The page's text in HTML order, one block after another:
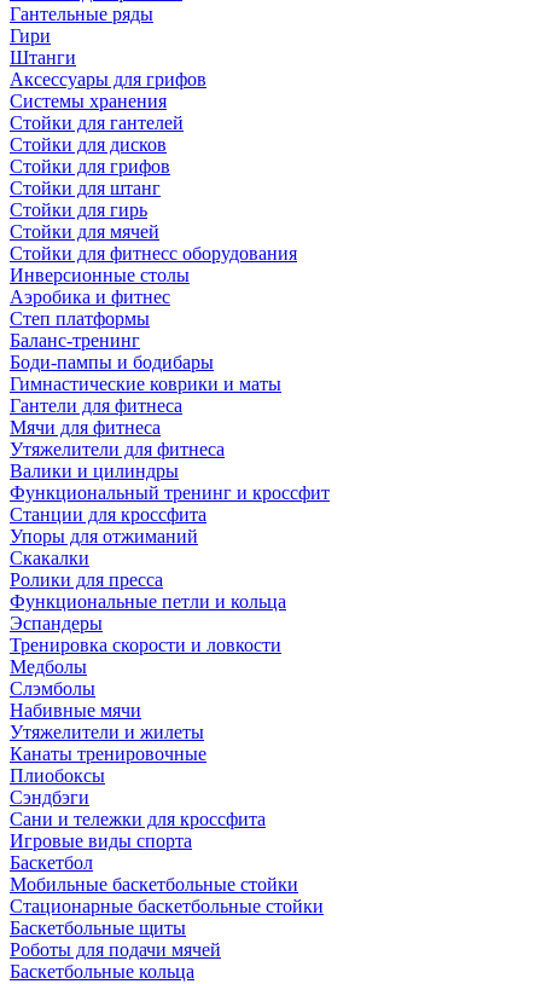
Гантельные ряды
Гири
Штанги
Аксессуары для грифов
Системы хранения
Стойки для гантелей
Стойки для дисков
Стойки для грифов
Стойки для штанг
Стойки для гирь
Стойки для мячей
Стойки для фитнесс оборудования
Инверсионные столы
Аэробика и фитнес
Степ платформы
Баланс-тренинг
Боди-пампы и бодибары
Гимнастические коврики и маты
Гантели для фитнеса
Мячи для фитнеса
Утяжелители для фитнеса
Валики и цилиндры
Функциональный тренинг и кроссфит
Станции для кроссфита
Упоры для отжиманий
Скакалки
Ролики для пресса
Функциональные петли и кольца
Эспандеры
Тренировка скорости и ловкости
Медболы
Слэмболы
Набивные мячи
Утяжелители и жилеты
Канаты тренировочные
Плиобоксы
Сэндбэги
Сани и тележки для кроссфита
Игровые виды спорта
Баскетбол
Мобильные баскетбольные стойки
Стационарные баскетбольные стойки
Баскетбольные щиты
Роботы для подачи мячей
Баскетбольные кольца